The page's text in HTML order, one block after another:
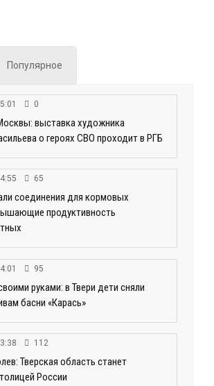
Популярное
0
выставка художника
о героях СВО проходит в РГБ
65
соединения для кормовых
продуктивность
95
руками: в Твери дети сняли
басни «Карась»
112
Тверская область станет
России